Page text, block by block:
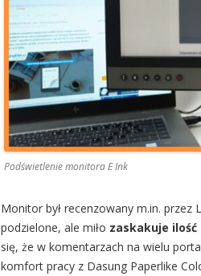
Podświetlenie monitora E Ink
Monitor był recenzowany m.in. przez
podzielone, ale miło zaskakuje
się, że w komentarzach na wielu
komfort pracy z Dasung Paperlike